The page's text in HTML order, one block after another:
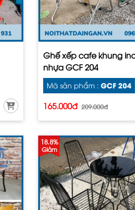
Ghế xếp cafe khung
nhựa GCF 204
Mã sản phẩm : GCF 204
165.000đ 209.000đ
18.8%
Giảm